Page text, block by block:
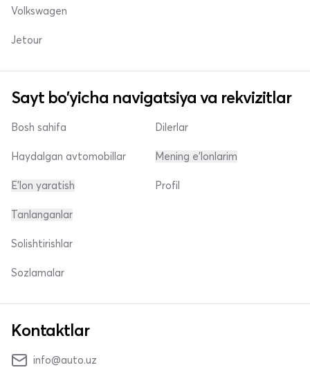
Volkswagen
Jetour
Sayt bo'yicha navigatsiya va rekvizitlar
Bosh sahifa
Haydalgan avtomobillar
E'lon yaratish
Dilerlar
Mening e'lonlarim
Profil
Tanlanganlar
Solishtirishlar
Sozlamalar
Kontaktlar
info@auto.uz